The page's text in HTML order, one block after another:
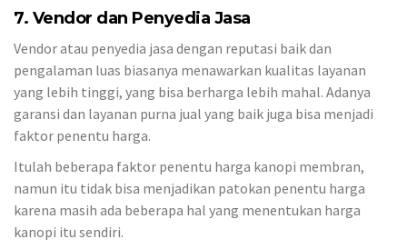
7. Vendor dan Penyedia Jasa
Vendor atau penyedia jasa dengan reputasi baik dan
pengalaman luas biasanya menawarkan kualitas layanan
yang lebih tinggi, yang bisa berharga lebih mahal. Adanya
garansi dan layanan purna jual yang baik juga bisa menjadi
faktor penentu harga.
Itulah beberapa faktor penentu harga kanopi membran,
namun itu tidak bisa menjadikan patokan penentu harga
karena masih ada beberapa hal yang menentukan harga
kanopi itu sendiri.